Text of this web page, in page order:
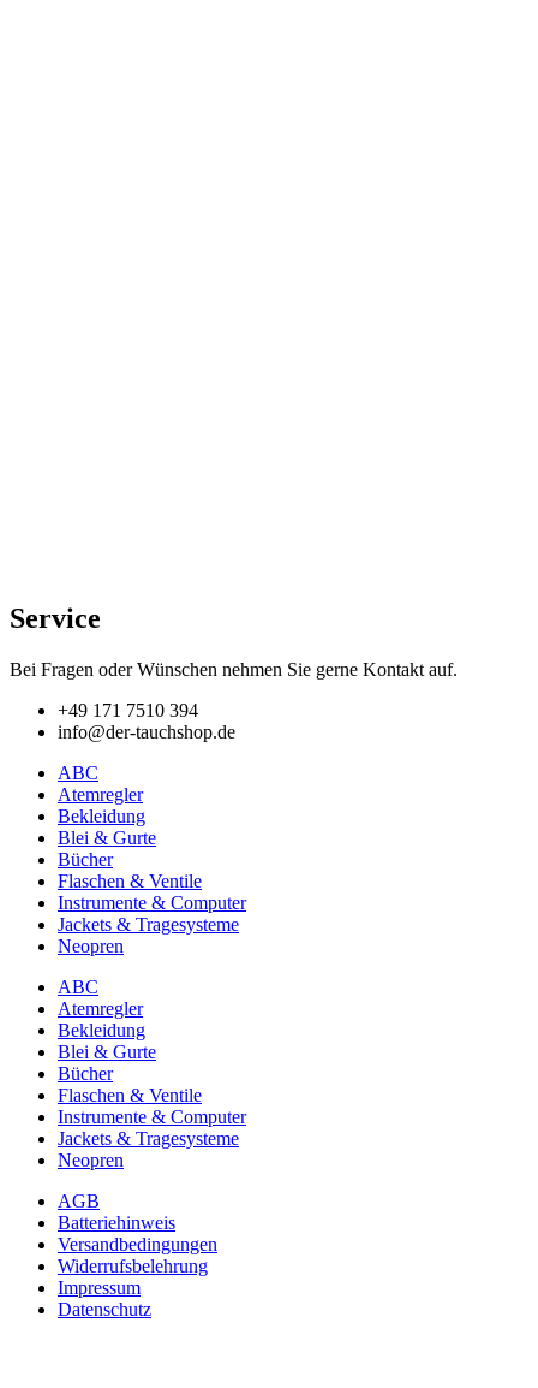
Service
Bei Fragen oder Wünschen nehmen Sie gerne Kontakt auf.
+49 171 7510 394
info@der-tauchshop.de
ABC
Atemregler
Bekleidung
Blei & Gurte
Bücher
Flaschen & Ventile
Instrumente & Computer
Jackets & Tragesysteme
Neopren
ABC
Atemregler
Bekleidung
Blei & Gurte
Bücher
Flaschen & Ventile
Instrumente & Computer
Jackets & Tragesysteme
Neopren
AGB
Batteriehinweis
Versandbedingungen
Widerrufsbelehrung
Impressum
Datenschutz